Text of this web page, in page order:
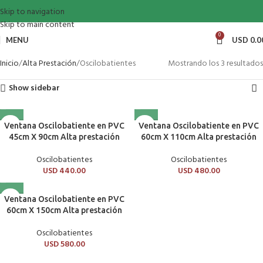
Skip to navigation
Skip to main content
MENU 0 USD
Inicio Alta Prestación Oscilobatientes
Mostrando los 3 resultados
Show sidebar
Ventana Oscilobatiente en PVC
45cm X 90cm Alta prestación
Oscilobatientes
USD440.00
Ventana Oscilobatiente en PVC
60cm X 110cm Alta prestación
Oscilobatientes
USD480.00
Ventana Oscilobatiente en PVC
60cm X 150cm Alta prestación
Oscilobatientes
USD580.00